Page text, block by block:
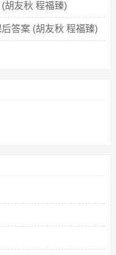
胡友秋 程福臻)
答案 (胡友秋 程福臻)